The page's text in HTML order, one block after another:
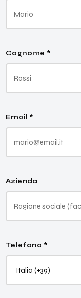
Cognome *
Email *
Azienda
Telefono *